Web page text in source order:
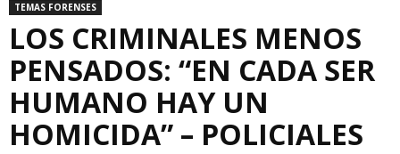
TEMAS FORENSES
LOS CRIMINALES MENOS
PENSADOS: “EN CADA SER
HUMANO HAY UN
HOMICIDA” – POLICIALES